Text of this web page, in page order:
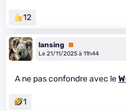
12
lansing
Premium
Le 21/11/2025 à 11h44
A ne pas confondre avec le
1